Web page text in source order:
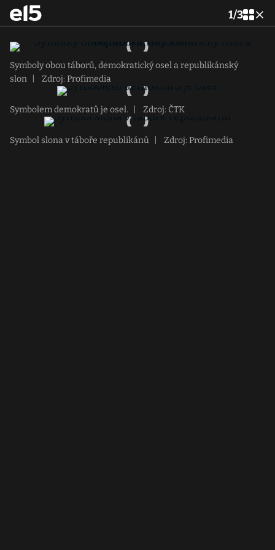
1/3
Symboly obou táborů, demokratický osel a republikánský
slon
Zdroj: Profimedia
Symbolem demokratů je osel. Zdroj: ČTK
Symbol slona v táboře republikánů Zdroj: Profimedia